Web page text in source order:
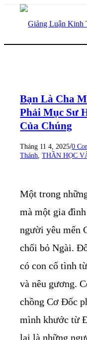
Bạn Là Cha
Phải Mục Sư
Của Chúng
Tháng 11 4, 2025/0
Thánh ,THẦN HỌC
Một trong
mà một gia
người yêu mến
chối bỏ Ngài.
có con cố tình
và nêu gương.
chồng Cơ Đốc
mình khước từ
lại là những